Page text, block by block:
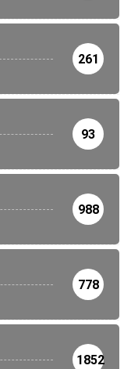
261
93
988
778
1852